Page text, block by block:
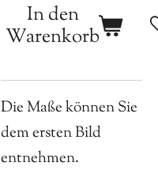
In den
Warenkorb
Die Maße können Sie
dem ersten Bild
entnehmen.